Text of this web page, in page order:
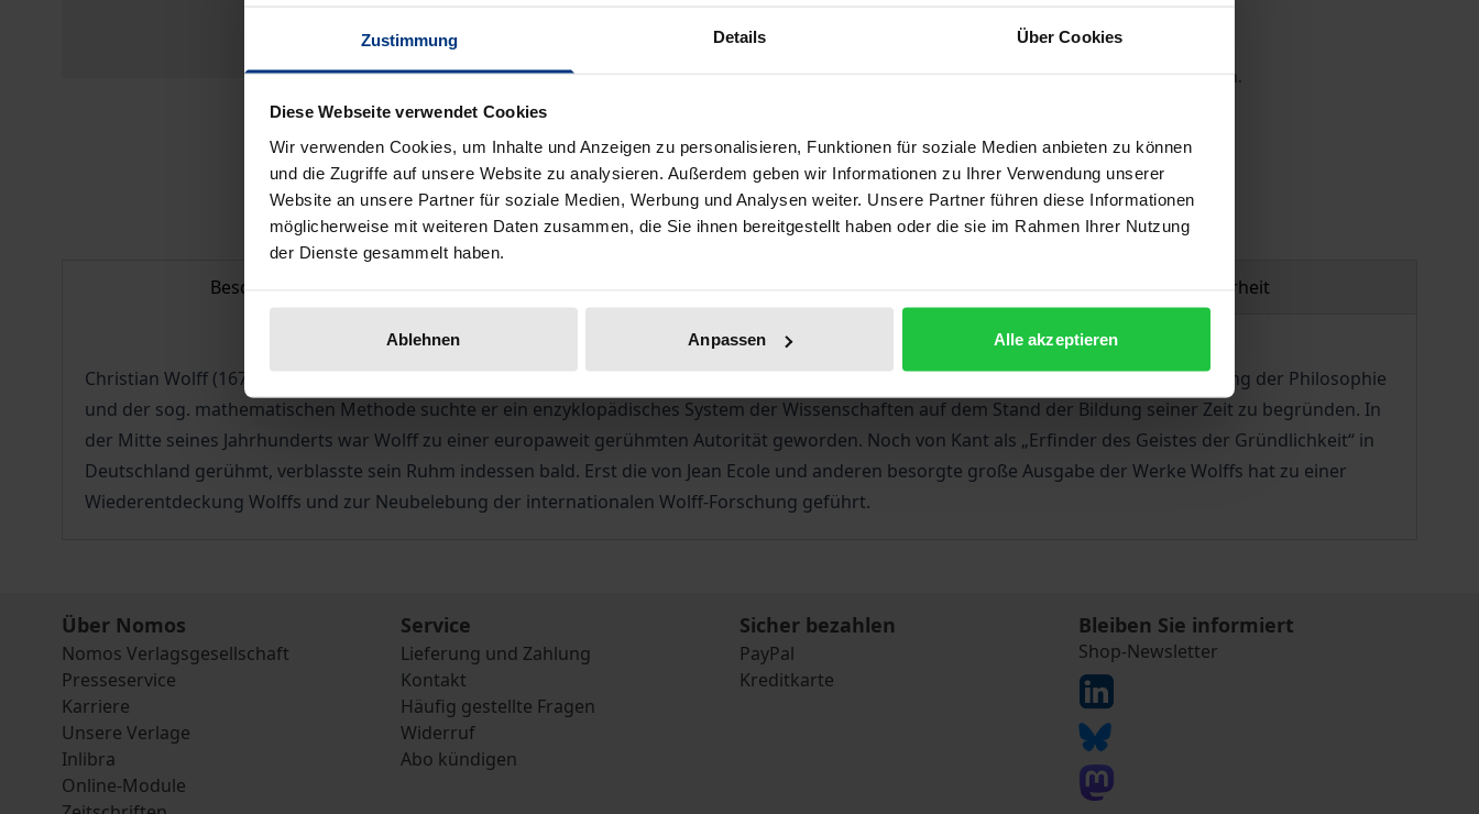
Zustimmung Details Über Cookies
Diese Webseite verwendet Cookies
Wir verwenden Cookies, um Inhalte und Anzeigen zu personalisieren, Funktionen für soziale Medien anbieten zu können
und die Zugriffe auf unsere Website zu analysieren. Außerdem geben wir Informationen zu Ihrer Verwendung unserer
Website an unsere Partner für soziale Medien, Werbung und Analysen weiter. Unsere Partner führen diese Informationen
möglicherweise mit weiteren Daten zusammen, die Sie ihnen bereitgestellt haben oder die sie im Rahmen Ihrer Nutzung
der Dienste gesammelt haben.
Ablehnen Anpassen Alle akzeptieren
Preisangaben inkl. MwSt. Abhängig von der Lieferadresse kann die MwSt. an der Kasse variieren.
In den Warenkorb Zur Wunschliste hinzufügen
Hinweise zu Versandkosten
Beschreibung Produktsicherheit
Christian Wolff (1679 – 1754) gilt als der bedeutendste und wirkungsmächtigste Philosoph der Früh- und Hochaufklärung. Unter der Leitung der Philosophie
und der sog. mathematischen Methode suchte er ein enzyklopädisches System der Wissenschaften auf dem Stand der Bildung seiner Zeit zu begründen. In
der Mitte seines Jahrhunderts war Wolff zu einer europaweit gerühmten Autorität geworden. Noch von Kant als „Erfinder des Geistes der Gründlichkeit“ in
Deutschland gerühmt, verblasste sein Ruhm indessen bald. Erst die von Jean Ecole und anderen besorgte große Ausgabe der Werke Wolffs hat zu einer
Wiederentdeckung Wolffs und zur Neubelebung der internationalen Wolff-Forschung geführt.
Über Nomos
Nomos Verlagsgesellschaft
Presseservice
Karriere
Unsere Verlage
Inlibra
Online-Module
Service
Lieferung und Zahlung
Kontakt
Häufig gestellte Fragen
Widerruf
Abo kündigen
Sicher bezahlen
PayPal
Kreditkarte
Bleiben Sie informiert
Shop-Newsletter